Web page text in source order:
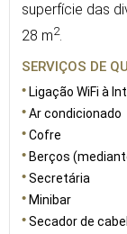
superfície das
28 m2.
SERVIÇOS DE
Ligação WiFi à
Ar condicionado
Cofre
Berços
Secretária
Minibar
Secador de